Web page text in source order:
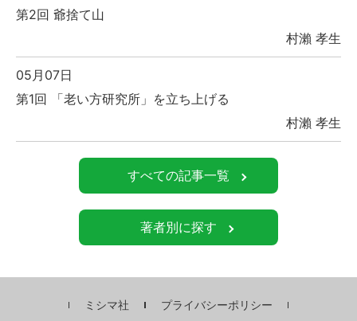
第2回 爺捨て山
村瀨 孝生
05月07日
第1回 「老い方研究所」を立ち上げる
村瀨 孝生
すべての記事一覧
著者別に探す
ミシマ社 プライバシーポリシー